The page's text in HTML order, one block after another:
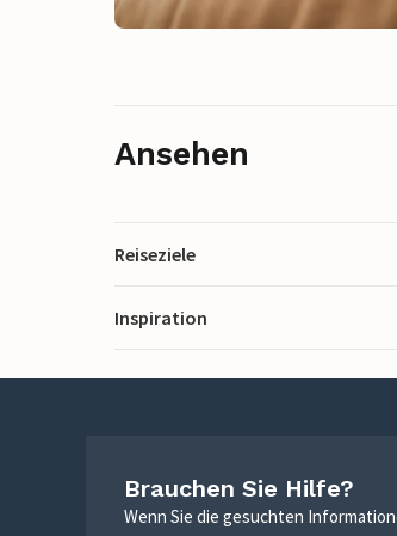
Ansehen
Reiseziele
Inspiration
Brauchen Sie Hilfe?
Wenn Sie die gesuchten